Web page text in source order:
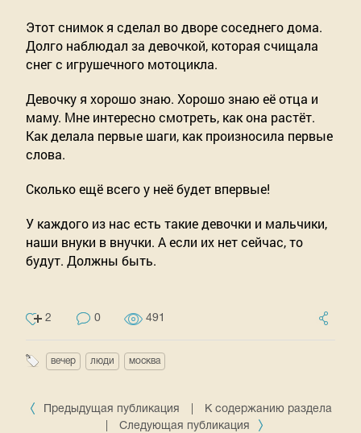
Этот снимок я сделал во дворе соседнего дома.
Долго наблюдал за девочкой, которая счищала
снег с игрушечного мотоцикла.
Девочку я хорошо знаю. Хорошо знаю её отца и
маму. Мне интересно смотреть, как она растёт.
Как делала первые шаги, как произносила первые
слова.
Сколько ещё всего у неё будет впервые!
У каждого из нас есть такие девочки и мальчики,
наши внуки в внучки. А если их нет сейчас, то
будут. Должны быть.
2 0 491
вечер люди москва
Предыдущая публикация
К содержанию раздела
Следующая публикация